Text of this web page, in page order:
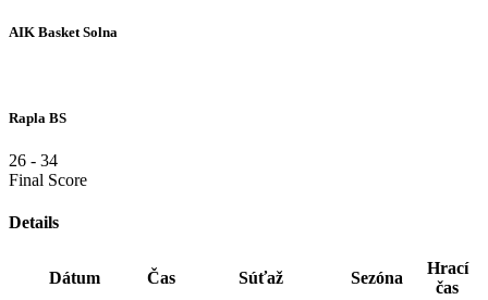
AIK Basket Solna
Rapla BS
26 - 34
Final Score
Details
Dátum Čas Súťaž Sezóna
Hrací
čas